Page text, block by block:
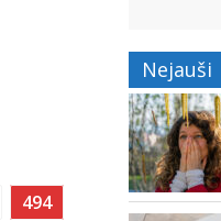
494
Nejauši